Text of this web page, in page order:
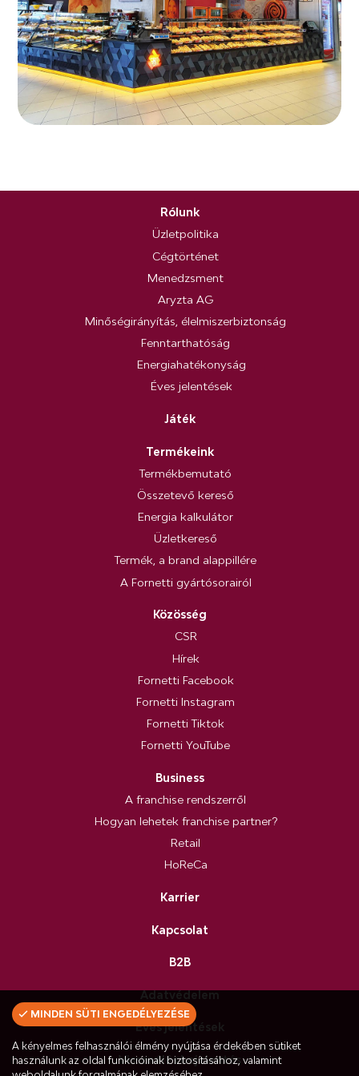
Rólunk
Üzletpolitika
Cégtörténet
Menedzsment
Aryzta AG
Minőségirányítás, élelmiszerbiztonság
Fenntarthatóság
Energiahatékonyság
Éves jelentések
Játék
Termékeink
Termékbemutató
Összetevő kereső
Energia kalkulátor
Üzletkereső
Termék, a brand alappillére
A Fornetti gyártósorairól
Közösség
CSR
Hírek
Fornetti Facebook
Fornetti Instagram
Fornetti Tiktok
Fornetti YouTube
Business
A franchise rendszerről
Hogyan lehetek franchise partner?
Retail
HoReCa
Karrier
Kapcsolat
B2B
Adatvédelem
Éves jelentések
Visszaélés bejelentés
MINDEN SÜTI ENGEDÉLYEZÉSE
A kényelmes felhasználói élmény nyújtása érdekében sütiket
használunk az oldal funkcióinak biztosításához, valamint